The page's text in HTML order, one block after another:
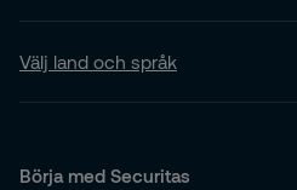
Välj land och språk
Börja med Securitas